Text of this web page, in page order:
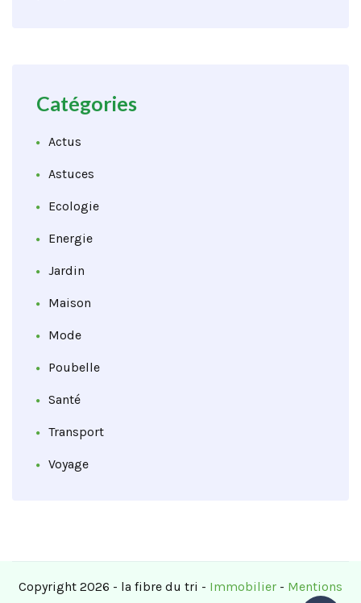
Catégories
Actus
Astuces
Ecologie
Energie
Jardin
Maison
Mode
Poubelle
Santé
Transport
Voyage
Copyright 2026 - la fibre du tri - Immobilier - Mentions